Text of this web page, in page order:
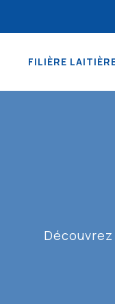
FILIÈRE